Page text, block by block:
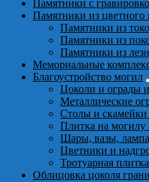
Памятники с
Памятники из цветного
Памятники из
Памятники из
Памятники из
Мемориальные
Благоустройство могил
Цоколи и ограды
Металлические
Столы и скамейки
Плитка на могилу
Шары, вазы,
Цветники и
Тротуарная
Облицовка цоколя